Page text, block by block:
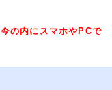
今の内にスマホやPCで